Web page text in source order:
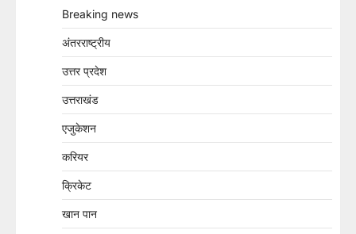
Breaking news
अंतरराष्ट्रीय
उत्तर प्रदेश
उत्तराखंड
एजुकेशन
करियर
क्रिकेट
खान पान